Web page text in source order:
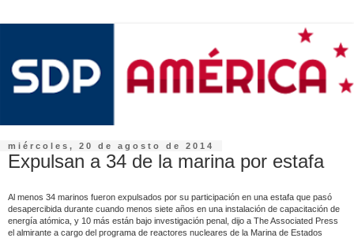
miércoles, 20 de agosto de 2014
Expulsan a 34 de la marina por estafa
Al menos 34 marinos fueron expulsados por su participación en una estafa que pasó
desapercibida durante cuando menos siete años en una instalación de capacitación de
energía atómica, y 10 más están bajo investigación penal, dijo a The Associated Press
el almirante a cargo del programa de reactores nucleares de la Marina de Estados